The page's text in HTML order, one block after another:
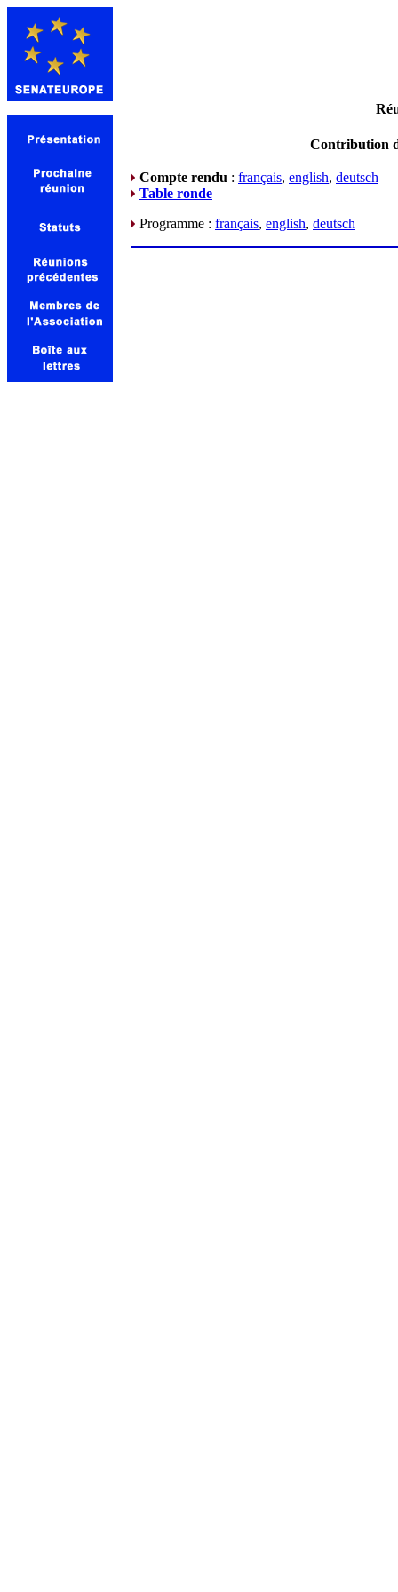
Contribution
Compte rendu : français, english, deutsch
Table ronde
Programme : français, english, deutsch